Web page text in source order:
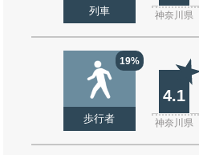
列車 神奈川県
19%
歩行者
4.1
神奈川県